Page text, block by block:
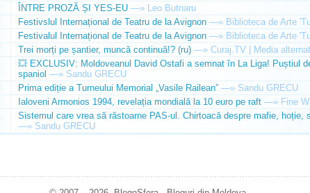
ÎNTRE PROZĂ ȘI YES-EU —» Leo Butnaru
Festivslul Internațional de Teatru de la Avignon —» Biblioteca de Arte
Festivalul Internațional de Teatru de la Avignon —» Biblioteca de Arte
Trei morți pe șantier, muncă continuă!? (ru) —» Curaj.TV | Media
💥 EXCLUSIV: Moldoveanul David Ostafi a semnat în La Liga! Puștiul
spaniol —» Sandu GRECU
Prima ediție a Turneului Memorial „Vasile Railean” —» Sandu GRECU
Ialoveni Armonios 1994, revelația mondială la 10 euro pe raft —» Fine
Sistemul care vrea să răstoarne PAS-ul. Chirtoacă despre mafie, hoție,
—» Sandu GRECU